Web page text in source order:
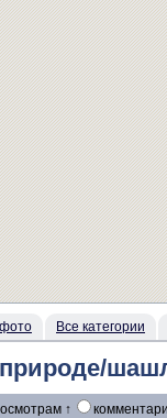
Все категории
↑